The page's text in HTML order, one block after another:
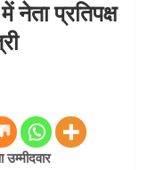
प्रतिपक्ष